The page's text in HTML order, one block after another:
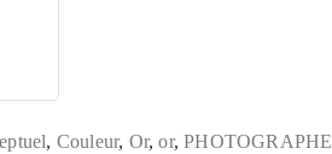
, Couleur, Or,or,PHOTOGRAPHE